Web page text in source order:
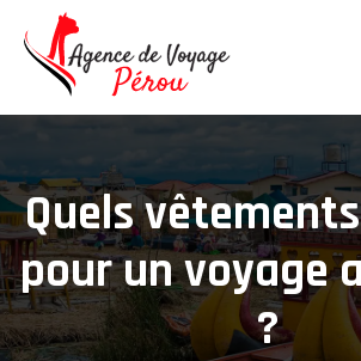
Quels
pour un voyage
?